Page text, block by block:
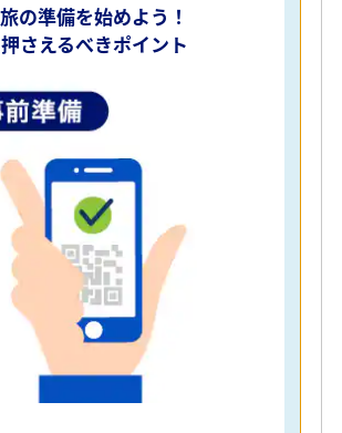
旅の準備を始めよう！
押さえるべきポイント